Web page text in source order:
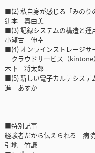
■(2) 私自身が感じる「みのり
辻本 真由美
■(3) 記録システムの構造と運
小瀬古 伸幸
■(4) オンラインストレージサ
クラウドサービス（kintone
木下 将太郎
■(5) 新しい電子カルテシステ
進 あすか
■特別記事
経験者だから伝えられる 病
引地 竹識